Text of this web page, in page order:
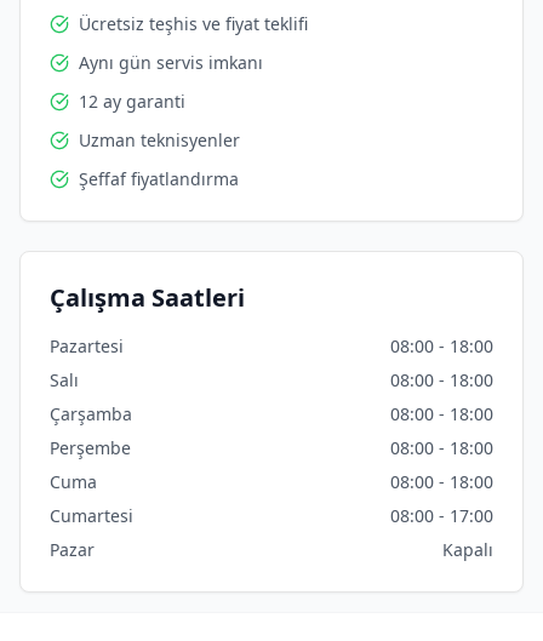
Ücretsiz teşhis ve fiyat teklifi
Aynı gün servis imkanı
12 ay garanti
Uzman teknisyenler
Şeffaf fiyatlandırma
Çalışma Saatleri
Pazartesi
08:00 - 18:00
Salı
08:00 - 18:00
Çarşamba
08:00 - 18:00
Perşembe
08:00 - 18:00
Cuma
08:00 - 18:00
Cumartesi
08:00 - 17:00
Pazar
Kapalı